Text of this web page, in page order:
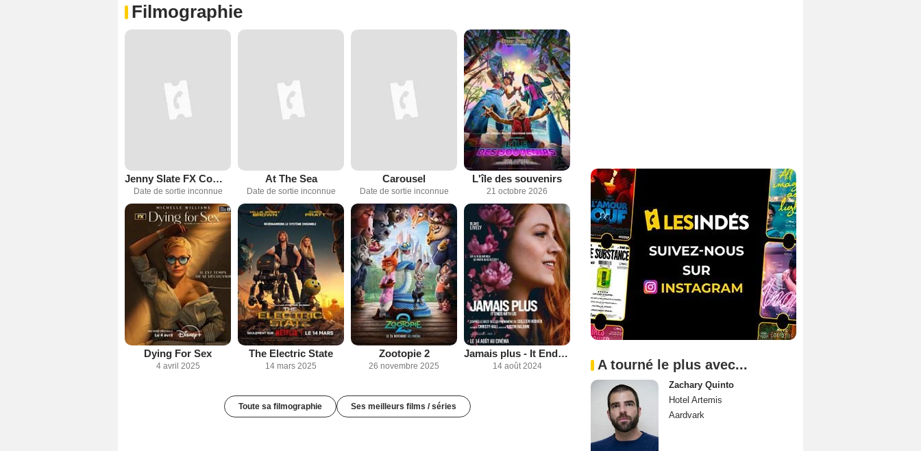
Filmographie
Jenny Slate FX Comedy Pilot
Date de sortie inconnue
At The Sea
Date de sortie inconnue
Carousel
Date de sortie inconnue
L'île des souvenirs
21 octobre 2026
Dying For Sex
4 avril 2025
The Electric State
14 mars 2025
Zootopie 2
26 novembre 2025
Jamais plus - It Ends With Us
14 août 2024
Toute sa filmographie Ses meilleurs films / séries
A tourné le plus avec...
Zachary Quinto
Hotel Artemis
Aardvark